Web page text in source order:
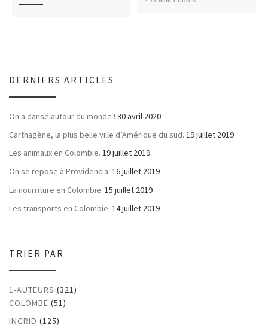
DERNIERS ARTICLES
On a dansé autour du monde ! 30 avril 2020
Carthagène, la plus belle ville d’Amérique du sud. 19 juillet 2019
Les animaux en Colombie. 19 juillet 2019
On se repose à Providencia. 16 juillet 2019
La nourriture en Colombie. 15 juillet 2019
Les transports en Colombie. 14 juillet 2019
TRIER PAR
1-AUTEURS (321)
COLOMBE (51)
INGRID (125)